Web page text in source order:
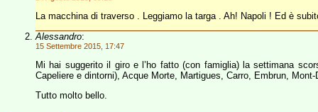
La macchina di traverso . Leggiamo la targa . Ah! Napoli ! Ed è
Alessandro:
15 Settembre 2015, 17:47
Mi hai suggerito il giro e l’ho fatto (con famiglia) la settimana
Capeliere e dintorni), Acque Morte, Martigues, Carro, Embrun, Mont-
Tutto molto bello.